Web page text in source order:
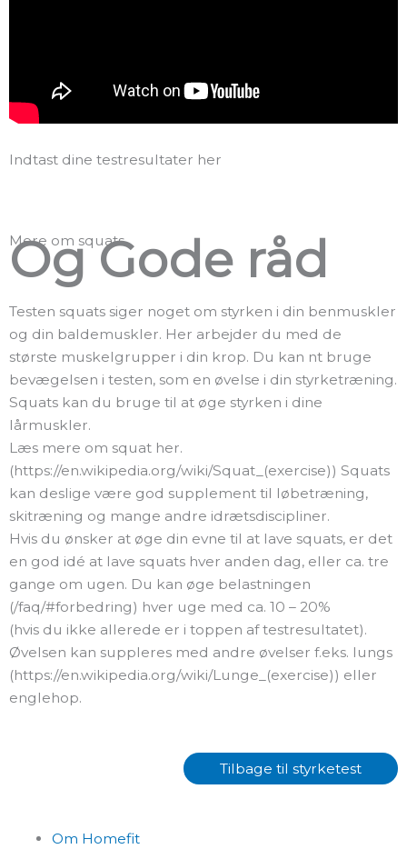
Indtast dine testresultater her
Mere om squats
Og Gode råd
Testen squats siger noget om styrken i din benmuskler
og din baldemuskler. Her arbejder du med de
største muskelgrupper i din krop. Du kan nt bruge
bevægelsen i testen, som en øvelse i din styrketræning.
Squats kan du bruge til at øge styrken i dine
lårmuskler.
Læs mere om squat her.
(https://en.wikipedia.org/wiki/Squat_(exercise)) Squats
kan deslige være god supplement til løbetræning,
skitræning og mange andre idrætsdiscipliner.
Hvis du ønsker at øge din evne til at lave squats, er det
en god idé at lave squats hver anden dag, eller ca. tre
gange om ugen. Du kan øge belastningen
(/faq/#forbedring) hver uge med ca. 10 – 20%
(hvis du ikke allerede er i toppen af testresultatet).
Øvelsen kan suppleres med andre øvelser f.eks. lungs
(https://en.wikipedia.org/wiki/Lunge_(exercise)) eller
englehop.
Tilbage til styrketest
Om Homefit